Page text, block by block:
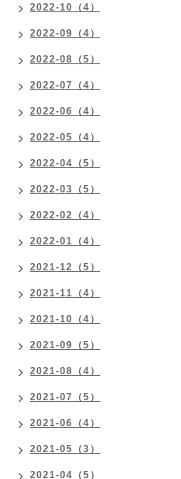
2022-10（4）
2022-09（4）
2022-08（5）
2022-07（4）
2022-06（4）
2022-05（4）
2022-04（5）
2022-03（5）
2022-02（4）
2022-01（4）
2021-12（5）
2021-11（4）
2021-10（4）
2021-09（5）
2021-08（4）
2021-07（5）
2021-06（4）
2021-05（3）
2021-04（5）